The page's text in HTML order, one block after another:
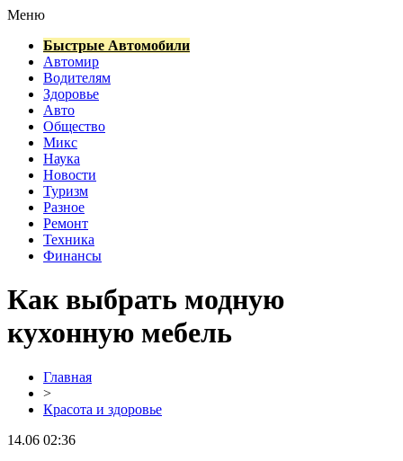
Меню
Быстрые Автомобили
Автомир
Водителям
Здоровье
Авто
Общество
Микс
Наука
Новости
Туризм
Разное
Ремонт
Техника
Финансы
Как выбрать модную
кухонную мебель
Главная
>
Красота и здоровье
14.06 02:36